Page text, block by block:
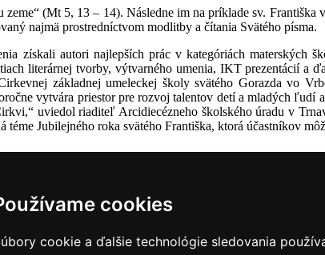
cookies
cookie a ďalšie technológie sledovania
(Mt 5, 13 – 14). Následne im na príklade sv. Františka
najmä prostredníctvom modlitby a čítania Svätého písma.
získali autori najlepších prác v kategóriách materských
literárnej tvorby, výtvarného umenia, IKT prezentácií a
základnej umeleckej školy svätého Gorazda vo
vytvára priestor pre rozvoj talentov detí a mladých ľudí
uviedol riaditeľ Arcidiecézneho školského úradu v
téme Jubilejného roka svätého Františka, ktorá účastníkov